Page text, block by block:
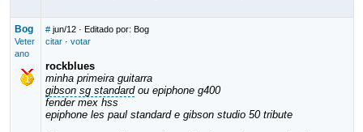
Bog
Veter
ano
# jun/12· Editado por: Bog
citar· votar
rockblues
minha primeira guitarra
gibson sg standardou epiphone g400
fender mex hss
epiphone les paul standard e gibson studio 50 tribute